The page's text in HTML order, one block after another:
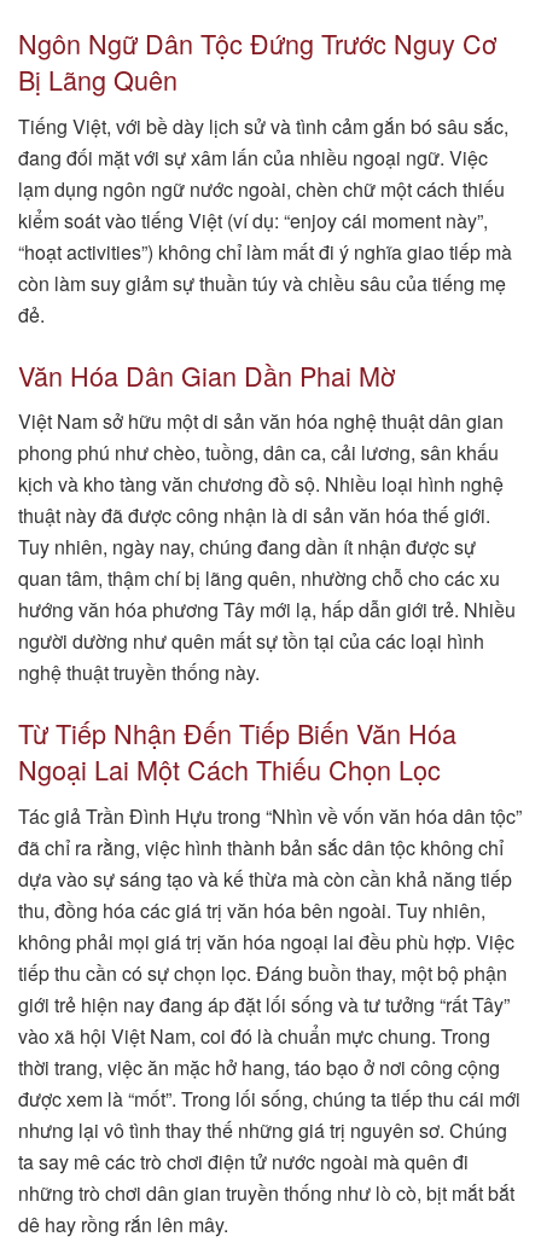
Ngôn Ngữ Dân Tộc Đứng Trước Nguy Cơ
Bị Lãng Quên
Tiếng Việt, với bề dày lịch sử và tình cảm gắn bó sâu sắc,
đang đối mặt với sự xâm lấn của nhiều ngoại ngữ. Việc
lạm dụng ngôn ngữ nước ngoài, chèn chữ một cách thiếu
kiểm soát vào tiếng Việt (ví dụ: “enjoy cái moment này”,
“hoạt activities”) không chỉ làm mất đi ý nghĩa giao tiếp mà
còn làm suy giảm sự thuần túy và chiều sâu của tiếng mẹ
đẻ.
Văn Hóa Dân Gian Dần Phai Mờ
Việt Nam sở hữu một di sản văn hóa nghệ thuật dân gian
phong phú như chèo, tuồng, dân ca, cải lương, sân khấu
kịch và kho tàng văn chương đồ sộ. Nhiều loại hình nghệ
thuật này đã được công nhận là di sản văn hóa thế giới.
Tuy nhiên, ngày nay, chúng đang dần ít nhận được sự
quan tâm, thậm chí bị lãng quên, nhường chỗ cho các xu
hướng văn hóa phương Tây mới lạ, hấp dẫn giới trẻ. Nhiều
người dường như quên mất sự tồn tại của các loại hình
nghệ thuật truyền thống này.
Từ Tiếp Nhận Đến Tiếp Biến Văn Hóa
Ngoại Lai Một Cách Thiếu Chọn Lọc
Tác giả Trần Đình Hựu trong “Nhìn về vốn văn hóa dân tộc”
đã chỉ ra rằng, việc hình thành bản sắc dân tộc không chỉ
dựa vào sự sáng tạo và kế thừa mà còn cần khả năng tiếp
thu, đồng hóa các giá trị văn hóa bên ngoài. Tuy nhiên,
không phải mọi giá trị văn hóa ngoại lai đều phù hợp. Việc
tiếp thu cần có sự chọn lọc. Đáng buồn thay, một bộ phận
giới trẻ hiện nay đang áp đặt lối sống và tư tưởng “rất Tây”
vào xã hội Việt Nam, coi đó là chuẩn mực chung. Trong
thời trang, việc ăn mặc hở hang, táo bạo ở nơi công cộng
được xem là “mốt”. Trong lối sống, chúng ta tiếp thu cái mới
nhưng lại vô tình thay thế những giá trị nguyên sơ. Chúng
ta say mê các trò chơi điện tử nước ngoài mà quên đi
những trò chơi dân gian truyền thống như lò cò, bịt mắt bắt
dê hay rồng rắn lên mây.